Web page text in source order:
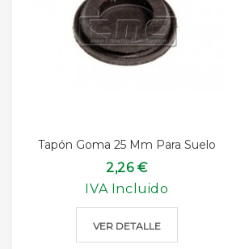
Tapón Goma 25 Mm Para Suelo
2,26 €
IVA Incluido
VER DETALLE